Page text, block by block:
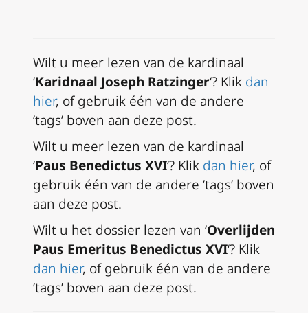
Wilt u meer lezen van de kardinaal
‘Karidnaal Joseph Ratzinger‘? Klik dan
hier, of gebruik één van de andere
’tags’ boven aan deze post.
Wilt u meer lezen van de kardinaal
‘Paus Benedictus XVI‘? Klik dan hier, of
gebruik één van de andere ’tags’ boven
aan deze post.
Wilt u het dossier lezen van ‘Overlijden
Paus Emeritus Benedictus XVI‘? Klik
dan hier, of gebruik één van de andere
’tags’ boven aan deze post.